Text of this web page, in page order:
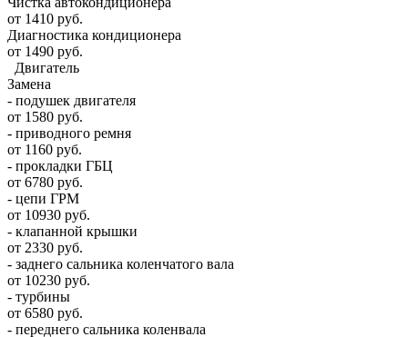
от 1410 руб.
Диагностика кондиционера
от 1490 руб.
Двигатель
Замена
- подушек двигателя
от 1580 руб.
- приводного ремня
от 1160 руб.
- прокладки ГБЦ
от 6780 руб.
- цепи ГРМ
от 10930 руб.
- клапанной крышки
от 2330 руб.
- заднего сальника коленчатого вала
от 10230 руб.
- турбины
от 6580 руб.
- переднего сальника коленвала